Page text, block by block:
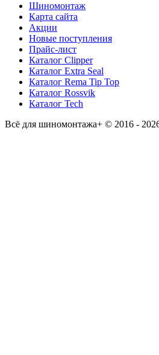
Шиномонтаж
Карта сайта
Акции
Новые поступления
Прайс-лист
Каталог Clipper
Каталог Extra Seal
Каталог Rema Tip Top
Каталог Rossvik
Каталог Tech
Всё для шиномонтажа+ © 2016 -